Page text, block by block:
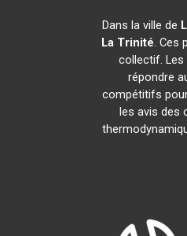
Dans la ville de
La Trinité. Ces
collectif. Les
répondre
compétitifs
les avis des